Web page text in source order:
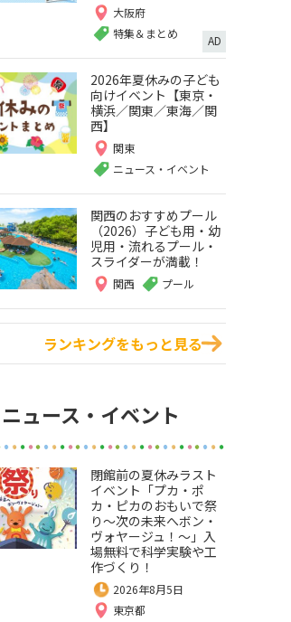
大阪府
特集＆まとめ
AD
2026年夏休みの子ども
向けイベント【東京・
横浜／関東／東海／関
西】
関東
ニュース・イベント
関西のおすすめプール
（2026）子ども用・幼
児用・流れるプール・
スライダーが満載！
関西 プール
ランキングをもっと見る
ニュース・イベント
閉館前の夏休みラスト
イベント「プカ・ポ
カ・ピカのおもいで祭
り～次の未来へボン・
ヴォヤージュ！～」入
場無料で科学実験や工
作づくり！
2026年8月5日
東京都